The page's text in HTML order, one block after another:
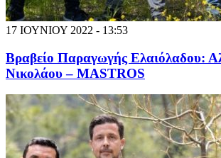
17 ΙΟΥΝΙΟΥ 2022 - 13:53
Βραβείο Παραγωγής Ελαιόλαδου:
Νικολάου – MASTROS